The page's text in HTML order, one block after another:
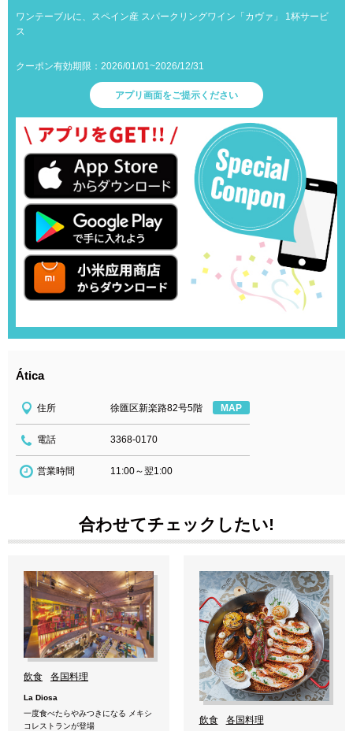
ワンテーブルに、スペイン産 スパークリングワイン「カヴァ」 1杯サービ
ス
クーポン有効期限：2026/01/01~2026/12/31
アプリ画面をご提示ください
Ática
住所 徐匯区新楽路82号5階 MAP
電話 3368-0170
営業時間 11:00～翌1:00
合わせてチェックしたい!
飲食 各国料理
La Diosa
一度食べたらやみつきになる メキシ
コレストランが登場
飲食 各国料理